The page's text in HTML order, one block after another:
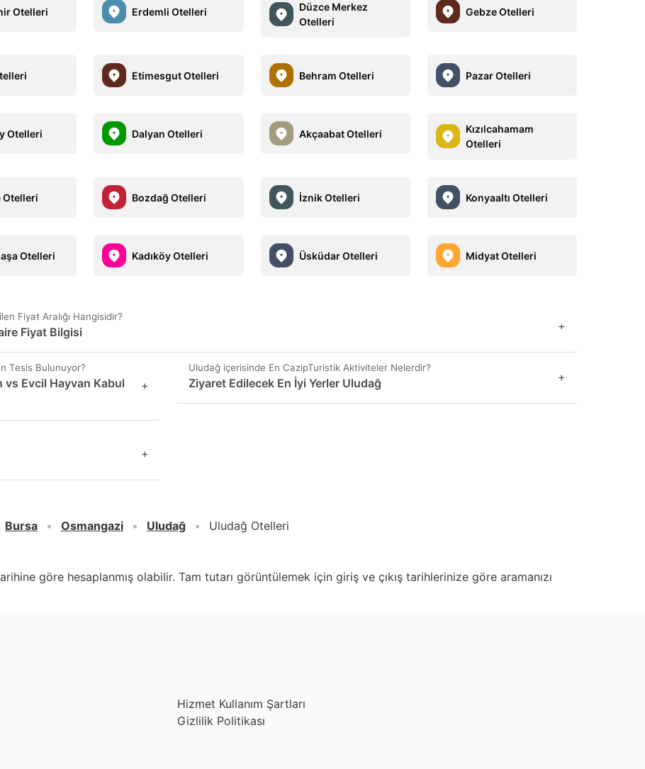
Otelleri Erdemli Otelleri
Düzce Merkez
Otelleri
Gebze Otelleri
Etimesgut Otelleri Behram Otelleri Pazar Otelleri
Otelleri Dalyan Otelleri Akçaabat Otelleri
Kızılcahamam
Otelleri
Otelleri Bozdağ Otelleri İznik Otelleri Konyaaltı Otelleri
Otelleri Kadıköy Otelleri Üsküdar Otelleri Midyat Otelleri
Fiyat Aralığı Hangisidir?
Fiyat Bilgisi +
Tesis Bulunuyor?
vs Evcil Hayvan Kabul
+
Uludağ içerisinde En CazipTuristik Aktiviteler Nelerdir?
Ziyaret Edilecek En İyi Yerler Uludağ +
+
Bursa Osmangazi Uludağ Uludağ Otelleri
göre hesaplanmış olabilir. Tam tutarı görüntülemek için giriş ve çıkış tarihlerinize göre aramanızı
Hizmet Kullanım Şartları
Gizlilik Politikası